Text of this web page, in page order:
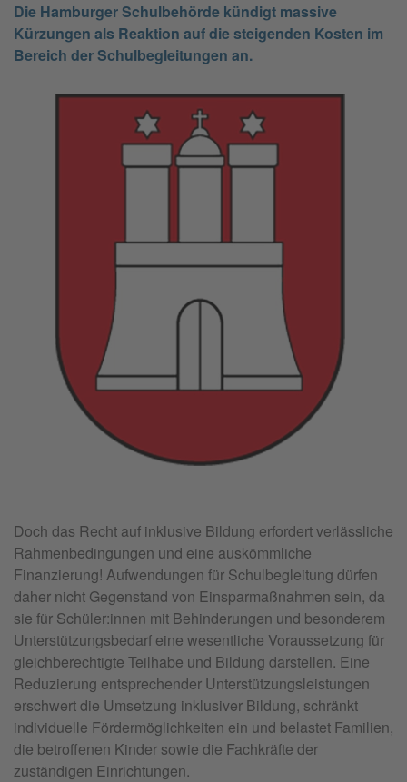
Die Hamburger Schulbehörde kündigt massive
Kürzungen als Reaktion auf die steigenden Kosten im
Bereich der Schulbegleitungen an.
Doch das Recht auf inklusive Bildung erfordert verlässliche
Rahmenbedingungen und eine auskömmliche
Finanzierung! Aufwendungen für Schulbegleitung dürfen
daher nicht Gegenstand von Einsparmaßnahmen sein, da
sie für Schüler:innen mit Behinderungen und besonderem
Unterstützungsbedarf eine wesentliche Voraussetzung für
gleichberechtigte Teilhabe und Bildung darstellen. Eine
Reduzierung entsprechender Unterstützungsleistungen
erschwert die Umsetzung inklusiver Bildung, schränkt
individuelle Fördermöglichkeiten ein und belastet Familien,
die betroffenen Kinder sowie die Fachkräfte der
zuständigen Einrichtungen.